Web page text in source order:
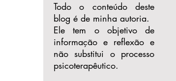
Todo o conteúdo deste
blog é de minha autoria.
Ele tem o objetivo de
informação e reflexão e
não substitui o processo
psicoterapêutico.